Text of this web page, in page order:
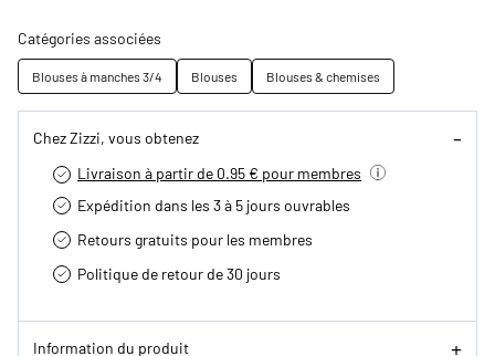
Catégories associées
Blouses à manches 3/4 Blouses Blouses & chemises
Chez Zizzi, vous obtenez
Livraison à partir de 0.95 € pour membres
Expédition dans les 3 à 5 jours ouvrables
Retours gratuits pour les membres
Politique de retour de 30 jours
Information du produit